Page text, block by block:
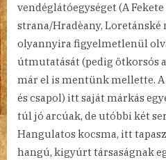
vendéglátóegységet (A
strana/Hradèany, Loretánské
olyannyira figyelmetlenül
útmutatását (pedig ötkorsós
már el is mentünk mellette. A
és csapol) itt saját márkás
túl jó arcúak, de utóbbi két
Hangulatos kocsma, itt
hangú, kigyúrt társaságnak